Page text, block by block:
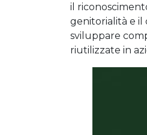
il
genitorialità e il
sviluppare
riutilizzate in